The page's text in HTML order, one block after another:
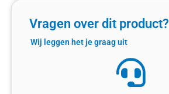
Vragen over dit product?
Wij leggen het je graag uit